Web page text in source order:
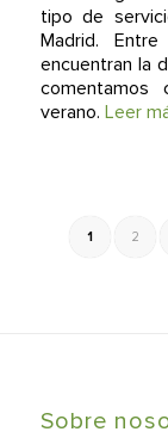
tipo de
Madrid.
encuentran la
verano. Leer
1 2
Sobre